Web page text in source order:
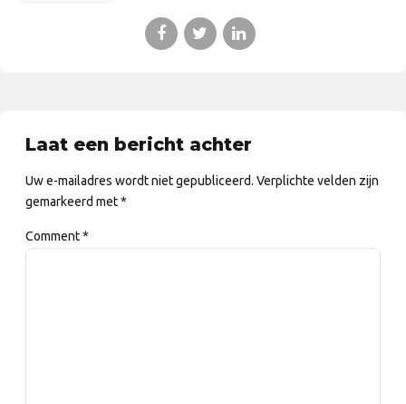
Laat een bericht achter
Uw e-mailadres wordt niet gepubliceerd. Verplichte velden zijn
gemarkeerd met *
Comment*